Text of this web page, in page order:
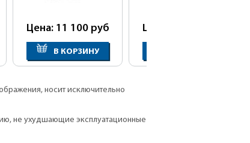
Цена: 11 100 руб
В КОРЗИНУ
Цена: 11 200
носит исключительно
не ухудшающие эксплуатационные